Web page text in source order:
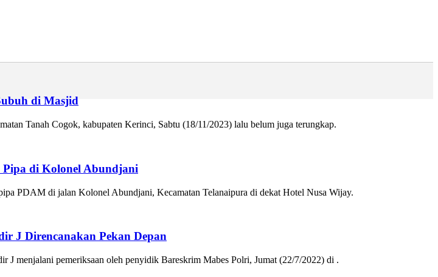
di Masjid
Tanah Cogok, kabupaten Kerinci, Sabtu (18/11/2023) lalu belum juga terungkap.
Pipa di Kolonel Abundjani
PDAM di jalan Kolonel Abundjani, Kecamatan Telanaipura di dekat Hotel Nusa Wijay.
J Direncanakan Pekan Depan
menjalani pemeriksaan oleh penyidik Bareskrim Mabes Polri, Jumat (22/7/2022) di .